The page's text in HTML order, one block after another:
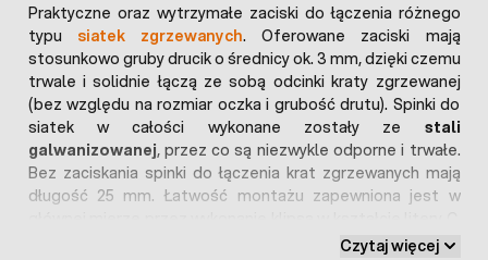
Praktyczne oraz wytrzymałe zaciski do łączenia różnego
typu siatek zgrzewanych. Oferowane zaciski mają
stosunkowo gruby drucik o średnicy ok. 3 mm, dzięki czemu
trwale i solidnie łączą ze sobą odcinki kraty zgrzewanej
(bez względu na rozmiar oczka i grubość drutu). Spinki do
siatek w całości wykonane zostały ze stali
galwanizowanej, przez co są niezwykle odporne i trwałe.
Bez zaciskania spinki do łączenia krat zgrzewanych mają
długość 25 mm. Łatwość montażu zapewniona jest w
Niniejsze blaszki zaciskowe do siatek zgrzewanych
Czytaj więcej